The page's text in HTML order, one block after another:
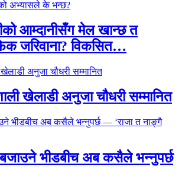
आम्दानीसँग मेल खान्छ त
जरिवाना? विकसित…
खेलाडी अनुजा चौधरी सम्मानित
बजाउने भीडबीच अब कसैले भन्नुपर्छ